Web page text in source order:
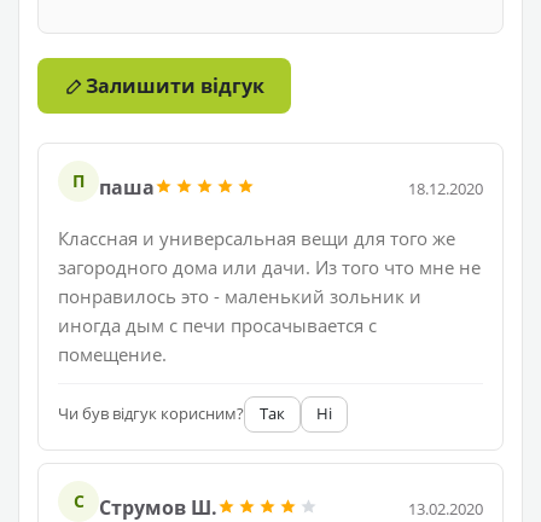
Залишити відгук
П паша 18.12.2020
Классная и универсальная вещи для того же
загородного дома или дачи. Из того что мне не
понравилось это - маленький зольник и
иногда дым с печи просачывается с
помещение.
Чи був відгук корисним? Так Ні
С Струмов Ш. 13.02.2020